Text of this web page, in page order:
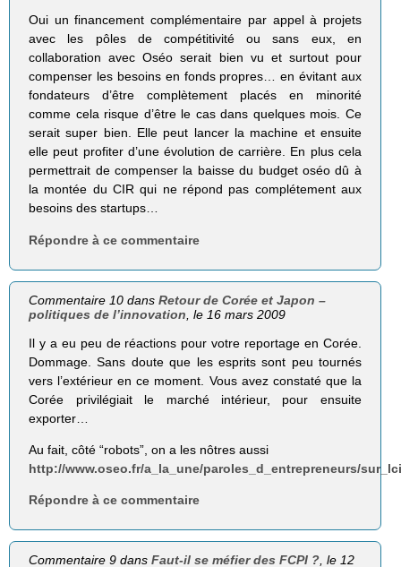
Oui un financement complémentaire par appel à projets
avec les pôles de compétitivité ou sans eux, en
collaboration avec Oséo serait bien vu et surtout pour
compenser les besoins en fonds propres… en évitant aux
fondateurs d’être complètement placés en minorité
comme cela risque d’être le cas dans quelques mois. Ce
serait super bien. Elle peut lancer la machine et ensuite
elle peut profiter d’une évolution de carrière. En plus cela
permettrait de compenser la baisse du budget oséo dû à
la montée du CIR qui ne répond pas complétement aux
besoins des startups…
Répondre à ce commentaire
Commentaire 10 dansRetour de Corée et Japon –
politiques de l’innovation , le 16 mars 2009
Il y a eu peu de réactions pour votre reportage en Corée.
Dommage. Sans doute que les esprits sont peu tournés
vers l’extérieur en ce moment. Vous avez constaté que la
Corée privilégiait le marché intérieur, pour ensuite
exporter…
Au fait, côté “robots”, on a les nôtres aussi
http://www.oseo.fr/a_la_une/paroles_d_entrepreneurs/
Répondre à ce commentaire
Commentaire 9 dansFaut-il se méfier des FCPI ? , le 12